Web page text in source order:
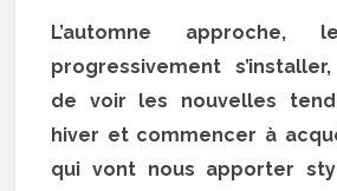
L’automne
progressivement
de voir les nouvelles
hiver et commencer à
qui vont nous apporter